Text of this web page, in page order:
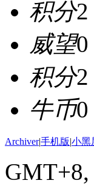
积分2
威望0
积分2
牛币0
Archiver|手机版|小黑
GMT+8,